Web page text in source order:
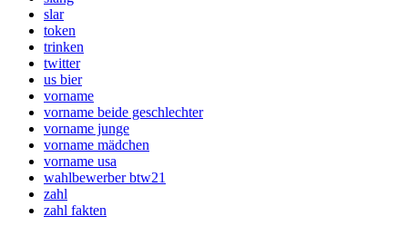
slar
token
trinken
twitter
us bier
vorname
vorname beide geschlechter
vorname junge
vorname mädchen
vorname usa
wahlbewerber btw21
zahl
zahl fakten